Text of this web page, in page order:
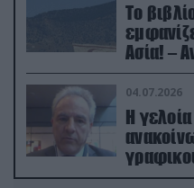
Το
Ασία! –
04.07.2026
Η
Ρώσους